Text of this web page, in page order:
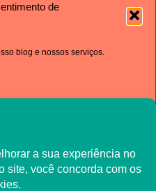
de
blog e nossos serviços.